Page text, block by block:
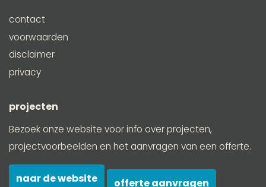
contact
voorwaarden
disclaimer
privacy
projecten
Bezoek onze website voor info over projecten,
projectvoorbeelden en het aanvragen van een offerte.
naar de website offerte aanvragen